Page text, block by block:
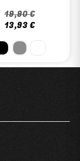
19,90 €
13,93 €